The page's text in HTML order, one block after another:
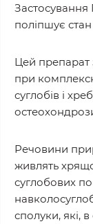
поліпшує стан
Цей препарат
при
суглобів і
Речовини
живлять
суглобових
сполуки, які,